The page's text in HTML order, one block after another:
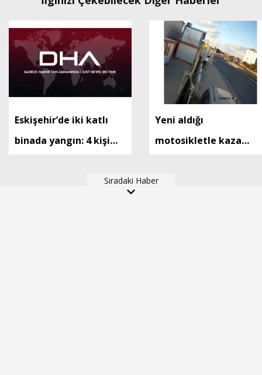
Eskişehir’de iki katlı
binada yangın: 4 kişi
Yeni aldığı
motosikletle kaza
anlar kamerada
Sıradaki Haber